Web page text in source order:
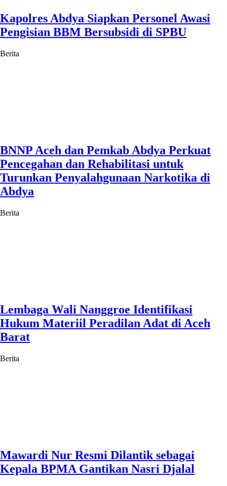
Kapolres Abdya Siapkan Personel Awasi
Pengisian BBM Bersubsidi di SPBU
Berita
BNNP Aceh dan Pemkab Abdya Perkuat
Pencegahan dan Rehabilitasi untuk
Turunkan Penyalahgunaan Narkotika di
Abdya
Berita
Lembaga Wali Nanggroe Identifikasi
Hukum Materiil Peradilan Adat di Aceh
Barat
Berita
Mawardi Nur Resmi Dilantik sebagai
Kepala BPMA Gantikan Nasri Djalal